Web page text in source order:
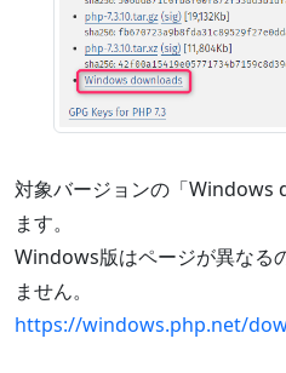
対象バージョンの「Windows
ます。
Windows版はページが異なる
ません。
https://windows.php.net/